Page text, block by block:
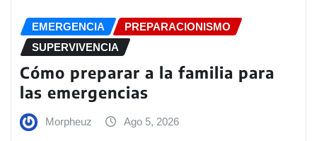
EMERGENCIA
PREPARACIONISMO
SUPERVIVENCIA
Cómo preparar a la familia para
las emergencias
Morpheuz Ago 5, 2026